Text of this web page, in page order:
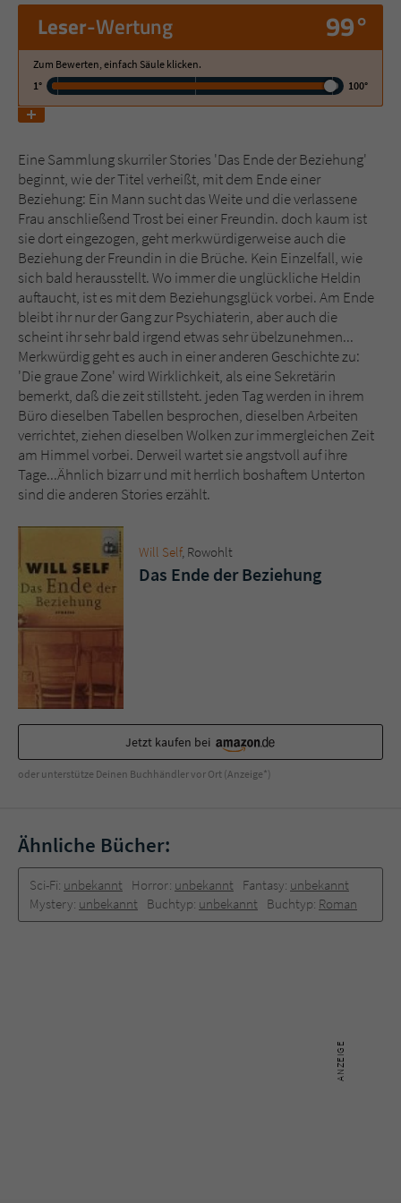
Leser-Wertung 99°
Zum Bewerten, einfach Säule klicken.
1°
100°
Eine Sammlung skurriler Stories 'Das Ende der Beziehung'
beginnt, wie der Titel verheißt, mit dem Ende einer
Beziehung: Ein Mann sucht das Weite und die verlassene
Frau anschließend Trost bei einer Freundin. doch kaum ist
sie dort eingezogen, geht merkwürdigerweise auch die
Beziehung der Freundin in die Brüche. Kein Einzelfall, wie
sich bald herausstellt. Wo immer die unglückliche Heldin
auftaucht, ist es mit dem Beziehungsglück vorbei. Am Ende
bleibt ihr nur der Gang zur Psychiaterin, aber auch die
scheint ihr sehr bald irgend etwas sehr übelzunehmen...
Merkwürdig geht es auch in einer anderen Geschichte zu:
'Die graue Zone' wird Wirklichkeit, als eine Sekretärin
bemerkt, daß die zeit stillsteht. jeden Tag werden in ihrem
Büro dieselben Tabellen besprochen, dieselben Arbeiten
verrichtet, ziehen dieselben Wolken zur immergleichen Zeit
am Himmel vorbei. Derweil wartet sie angstvoll auf ihre
Tage...Ähnlich bizarr und mit herrlich boshaftem Unterton
sind die anderen Stories erzählt.
Will Self, Rowohlt
Das Ende der Beziehung
Jetzt kaufen bei
oder unterstütze Deinen Buchhändler vor Ort (Anzeige*)
Ähnliche Bücher:
Sci-Fi: unbekannt Horror: unbekannt Fantasy: unbekannt
Mystery: unbekannt Buchtyp: unbekannt Buchtyp: Roman
tx_pwcomments_ahash
Anbieter Literatur-Couch Medien GmbH & Co. KG
Laufzeit
Zweck Cookie für Kommentare einzelner Buchtitel
Name fe_typo_user
Anbieter Literatur-Couch Medien GmbH & Co. KG
Laufzeit Session
Zweck
Dieses Cookie gewährleistet die
Kommunikation der Webseite mit dem
Benutzer. Es wird benötigt um z. B. den
Sicherheitscode des Kontaktformulars zu
überprüfen.